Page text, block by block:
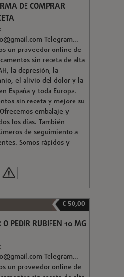
DE COMPRAR
Telegram...
un proveedor online de
sin receta de alta
la depresión, la
el alivio del dolor y la
España y toda Europa.
sin receta y mejore su
embalaje y
los días. También
de seguimiento a
Somos rápidos y
€ 50,00
O PEDIR RUBIFEN 10 MG
Telegram...
un proveedor online de